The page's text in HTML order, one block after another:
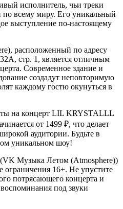
исполнитель, чьи треки
по всему миру. Его уникальный
выступление по-настоящему
расположенный по адресу
стр. 1, является отличным
Современное здание и
создадут неповторимую
каждому гостю окунуться в
на концерт LIL KRYSTALLL
от 1499 ₽, что делает
аудитории. Будьте в
уникальном шоу!
Музыка Летом (Atmosphere))
ограничения 16+. Не упустите
потрясающего концерта и
под звуки